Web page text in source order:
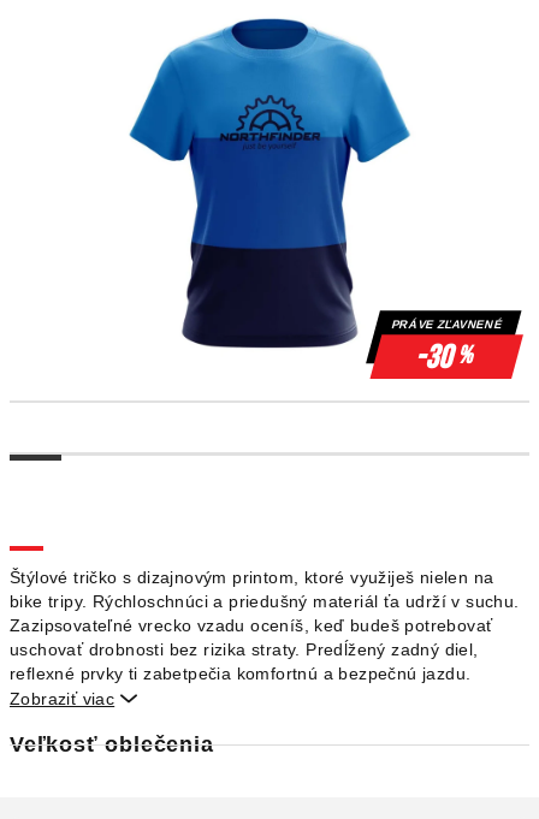
Štýlové tričko s dizajnovým printom, ktoré využiješ nielen na
bike tripy. Rýchloschnúci a priedušný materiál ťa udrží v suchu.
Zazipsovateľné vrecko vzadu oceníš, keď budeš potrebovať
uschovať drobnosti bez rizika straty. Predĺžený zadný diel,
reflexné prvky ti zabetpečia komfortnú a bezpečnú jazdu.
Zobraziť viac 
Veľkosť oblečenia
PRÁVE ZĽAVNENÉ
-30%